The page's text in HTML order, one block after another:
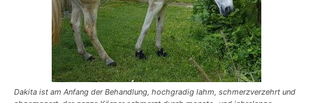
Dakita ist am Anfang der Behandlung, hochgradig lahm, schmerzverzehrt und